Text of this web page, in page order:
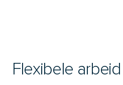
Flexibele